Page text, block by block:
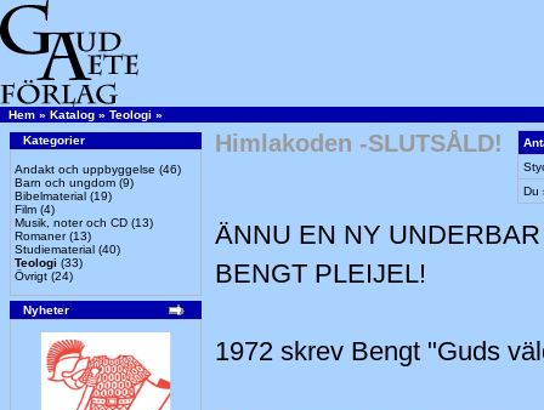
Hem » Katalog » Teologi »
Kategorier
Andakt och uppbyggelse (46)
Barn och ungdom (9)
Bibelmaterial (19)
Film (4)
Musik, noter och CD (13)
Romaner(13)
Studiematerial (40)
Teologi (33)
Övrigt (24)
Nyheter
Himlakoden -SLUTSÅLD!
Du
ÄNNU EN NY
BENGT PLEIJEL!
1972 skrev Bengt "Guds